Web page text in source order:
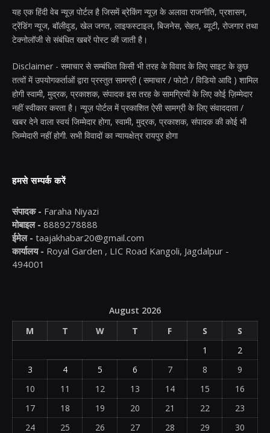
यह एक हिंदी वेब न्यूज़ पोर्टल है जिसमें ब्रेकिंग न्यूज़ के अलावा राजनीति, प्रशासन,
ट्रेंडिंग न्यूज, बॉलीवुड, खेल जगत, लाइफस्टाइल, बिजनेस, सेहत, ब्यूटी, रोजगार तथा
टेक्नोलॉजी से संबंधित खबरें पोस्ट की जाती है।
Disclaimer - समाचार से सम्बंधित किसी भी तरह के विवाद के लिए साइट के कुछ
तत्वों में उपयोगकर्ताओं द्वारा प्रस्तुत सामग्री ( समाचार / फोटो / विडियो आदि ) शामिल
होगी स्वामी, मुद्रक, प्रकाशक, संपादक इस तरह के सामग्रियों के लिए कोई ज़िम्मेदार
नहीं स्वीकार करता है। न्यूज़ पोर्टल में प्रकाशित ऐसी सामग्री के लिए संवाददाता /
खबर देने वाला स्वयं जिम्मेदार होगा, स्वामी, मुद्रक, प्रकाशक, संपादक की कोई भी
जिम्मेदारी नहीं होगी. सभी विवादों का न्यायक्षेत्र रायपुर होगा
हमसे सम्पर्क करें
संपादक - Faraha Niyazi
मोबाइल - 8889278888
ईमेल - taajakhabar20@gmail.com
कार्यालय - Royal Garden , LIC Road Kangoli, Jagdalpur -
494001
August 2026
M
T W T F S
S
1
2
3
4 5 6 7 8
9
10
11 12 13 14 15
16
17
18 19 20 21 22
23
24
25 26 27 28 29 30